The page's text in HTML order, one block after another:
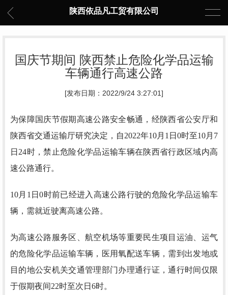
陕西依品凡工贸有限公司
国庆节期间 陕西禁止危险化学品运输
车辆通行高速公路
[发布日期：2022/9/24 3:27:01]
为保障国庆节假期高速公路安全畅通，经陕西省公安厅和
陕西省交通运输厅研究决定，自2022年10月1日0时至10月7
日24时，禁止危险化学品运输车辆在陕西省行政区域内高
速公路通行。
10月1日0时前已经进入高速公路行驶的危险化学品运输车
辆，需就近驶离高速公路。
为高速公路服务区、航空机场等重要民生项目运油、运气
的危险化学品运输车辆，医用氧配送车辆，需到出发地或
目的地公安机关交通管理部门办理通行证，通行时间仅限
于假期夜间22时至次日6时。